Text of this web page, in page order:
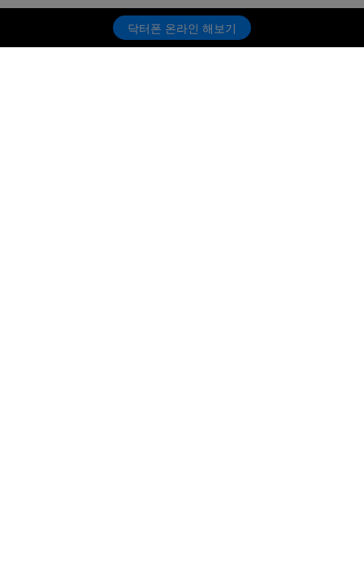
닥터폰 온라인 해보기
Dr.Fone 무료 체험하기